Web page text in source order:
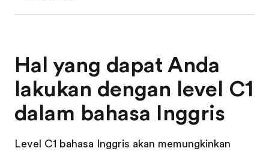
Hal yang dapat Anda
lakukan dengan level C1
dalam bahasa Inggris
Level C1 bahasa Inggris akan memungkinkan